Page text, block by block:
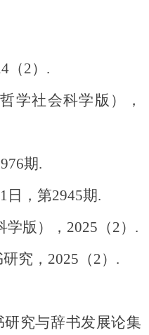
（2）.
学社会科学版），
期.
，第2945期.
版），2025（2）.
究，2025（2）.
究与辞书发展论集